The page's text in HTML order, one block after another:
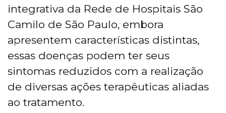
integrativa da Rede de Hospitais São
Camilo de São Paulo, embora
apresentem características distintas,
essas doenças podem ter seus
sintomas reduzidos com a realização
de diversas ações terapêuticas aliadas
ao tratamento.